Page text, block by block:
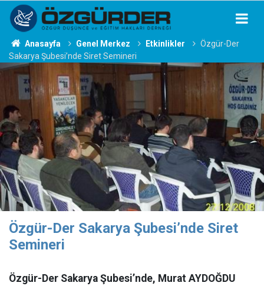
Anasayfa Genel Merkez Etkinlikler
Özgür-Der
Sakarya Şubesi’nde Siret Semineri
Özgür-Der Sakarya Şubesi’nde Siret
Semineri
Özgür-Der Sakarya Şubesi’nde, Murat AYDOĞDU